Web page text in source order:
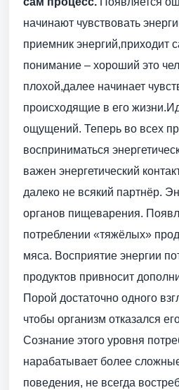
начинают чувствовать
приемник энергий,приходит
понимание – хороший это
плохой,далее начинает
происходящие в его
ощущений. Теперь во всех
восприниматься
важен энергетический
далеко не всякий партнёр.
органов пищеварения.
потреблении «тяжёлых»
мяса. Восприятие энергии
продуктов привносит
Порой достаточно одного
чтобы организм отказался
Сознание этого уровня
нарабатывает более
поведения, не всегда